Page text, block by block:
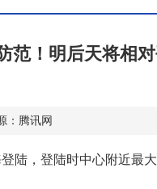
范！明后天将相
：腾讯网
陆，登陆时中心附近最